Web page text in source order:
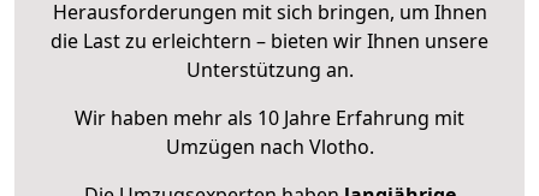
Herausforderungen mit sich bringen, um Ihnen
die Last zu erleichtern – bieten wir Ihnen unsere
Unterstützung an.
Wir haben mehr als 10 Jahre Erfahrung mit
Umzügen nach Vlotho.